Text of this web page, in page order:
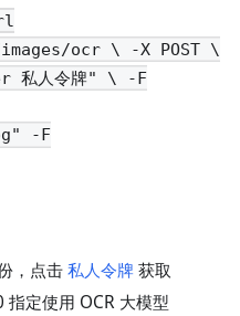
ocr \ -X POST \
私人令牌" \ -F
-F
，点击私人令牌获取
定使用 OCR 大模型